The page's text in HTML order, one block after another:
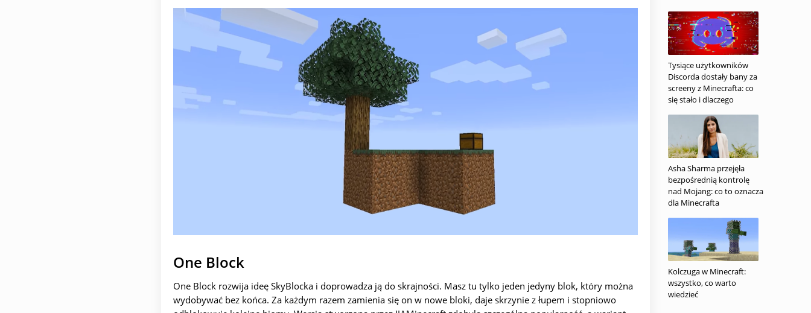
One Block
One Block rozwija ideę SkyBlocka i doprowadza ją do skrajności. Masz tu tylko jeden jedyny blok, który można
wydobywać bez końca. Za każdym razem zamienia się on w nowe bloki, daje skrzynie z łupem i stopniowo
Tysiące użytkowników
Discorda dostały bany za
screeny z Minecrafta: co
się stało i dlaczego
Asha Sharma przejęła
bezpośrednią kontrolę
nad Mojang: co to oznacza
dla Minecrafta
Kolczuga w Minecraft:
wszystko, co warto
wiedzieć